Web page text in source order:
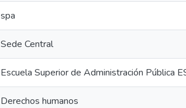
spa
Sede Central
Escuela Superior de Administración Pública
Derechos humanos